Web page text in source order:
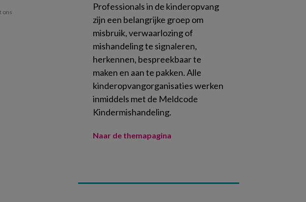
ons
Professionals in de kinderopvang
zijn een belangrijke groep om
misbruik, verwaarlozing of
mishandeling te signaleren,
herkennen, bespreekbaar te
maken en aan te pakken. Alle
kinderopvangorganisaties werken
inmiddels met de Meldcode
Kindermishandeling.
Naar de themapagina